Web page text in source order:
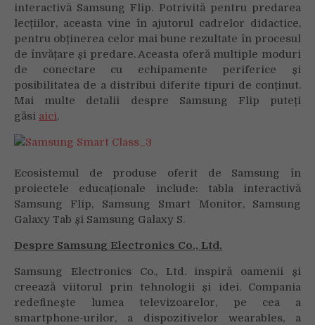
interactivă Samsung Flip. Potrivită pentru predarea
lecțiilor, aceasta vine în ajutorul cadrelor didactice,
pentru obținerea celor mai bune rezultate în procesul
de învățare și predare. Aceasta oferă multiple moduri
de conectare cu echipamente periferice și
posibilitatea de a distribui diferite tipuri de conținut.
Mai multe detalii despre Samsung Flip puteți
găsi aici.
Ecosistemul de produse oferit de Samsung în
proiectele educaționale include: tabla interactivă
Samsung Flip, Samsung Smart Monitor, Samsung
Galaxy Tab și Samsung Galaxy S.
Despre Samsung Electronics Co., Ltd.
Samsung Electronics Co., Ltd. inspiră oamenii și
creează viitorul prin tehnologii și idei. Compania
redefinește lumea televizoarelor, pe cea a
smartphone-urilor, a dispozitivelor wearables, a